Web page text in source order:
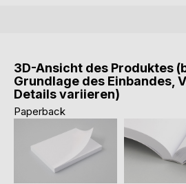
3D-Ansicht des Produktes
Grundlage des Einbandes,
Details variieren)
Paperback